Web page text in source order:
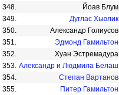
348.
Йоав Блум
349.
Дуглас Хьюлик
350.
Александр Голиусов
351.
Эдмонд Гамильтон
352.
Хуан Эстремадура
353. Александр и Людмила Белаш
354.
Степан Вартанов
355.
Питер Гамильтон